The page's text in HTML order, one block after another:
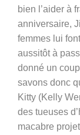
bien l’aider à
anniversaire,
femmes lui
aussitôt à
donné un
savons donc
Kitty (Kelly
des tueuses
macabre